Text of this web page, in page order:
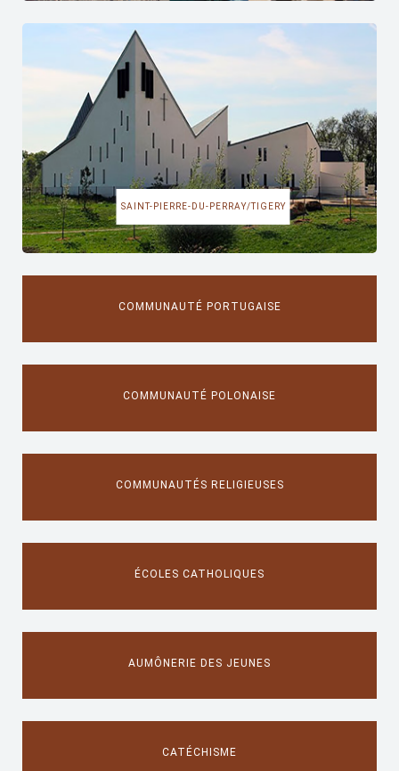
SAINT-PIERRE-DU-PERRAY/TIGERY
COMMUNAUTÉ PORTUGAISE
COMMUNAUTÉ POLONAISE
COMMUNAUTÉS RELIGIEUSES
ÉCOLES CATHOLIQUES
AUMÔNERIE DES JEUNES
CATÉCHISME